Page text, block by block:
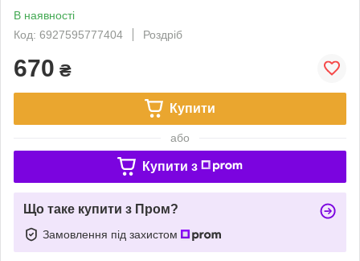
В наявності
Код: 6927595777404
Роздріб
670 ₴
Купити
або
Купити з
Що таке купити з Пром?
Замовлення під захистом